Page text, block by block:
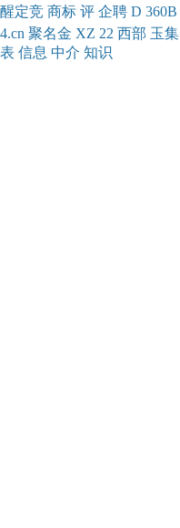
醒定竞 商标 评 企聘 D 360B
4.cn 聚名金 XZ 22 西部 玉集
表 信息 中介 知识